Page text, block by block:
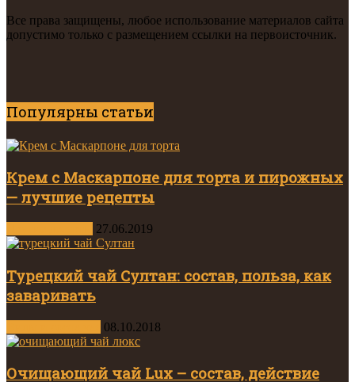
Все права защищены, любое использование материалов сайта
допустимо только с размещением ссылки на первоисточник.
Популярны статьи
Крем с Маскарпоне для торта и пирожных
— лучшие рецепты
27.06.2019
Турецкий чай Султан: состав, польза, как
заваривать
08.10.2018
Очищающий чай Lux – состав, действие